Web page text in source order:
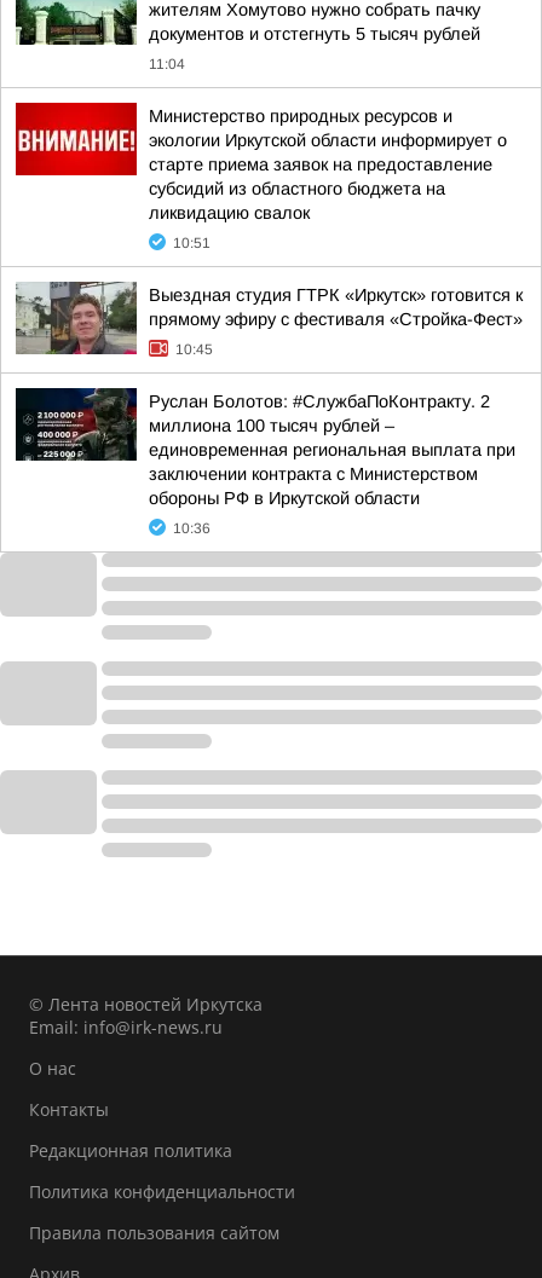
жителям Хомутово нужно собрать пачку
документов и отстегнуть 5 тысяч рублей
11:04
Министерство природных ресурсов и
экологии Иркутской области информирует о
старте приема заявок на предоставление
субсидий из областного бюджета на
ликвидацию свалок
10:51
Выездная студия ГТРК «Иркутск» готовится к
прямому эфиру с фестиваля «Стройка-Фест»
10:45
Руслан Болотов: #СлужбаПоКонтракту. 2
миллиона 100 тысяч рублей –
единовременная региональная выплата при
заключении контракта с Министерством
обороны РФ в Иркутской области
10:36
© Лента новостей Иркутска
Email: info@irk-news.ru
О нас
Контакты
Редакционная политика
Политика конфиденциальности
Правила пользования сайтом